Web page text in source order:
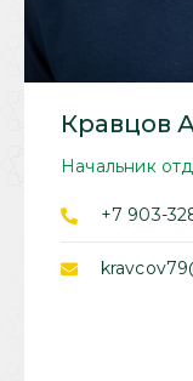
Кравцов
Начальник
+7 903-